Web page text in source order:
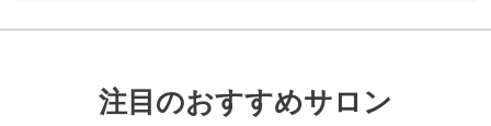
注目のおすすめサロン